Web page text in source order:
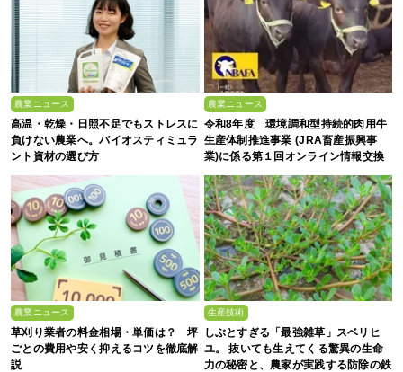
農業ニュース
高温・乾燥・日照不足でもストレスに
負けない農業へ。バイオスティミュラ
ント資材の選び方
農業ニュース
令和8年度 環境調和型持続的肉用牛
生産体制推進事業 (JRA畜産振興事
業)に係る第１回オンライン情報交換
会
農業ニュース
草刈り業者の料金相場・単価は？ 坪
ごとの費用や安く抑えるコツを徹底解
説
生産技術
しぶとすぎる「最強雑草」スベリヒ
ユ。 抜いても生えてくる驚異の生命
力の秘密と、農家が実践する防除の鉄